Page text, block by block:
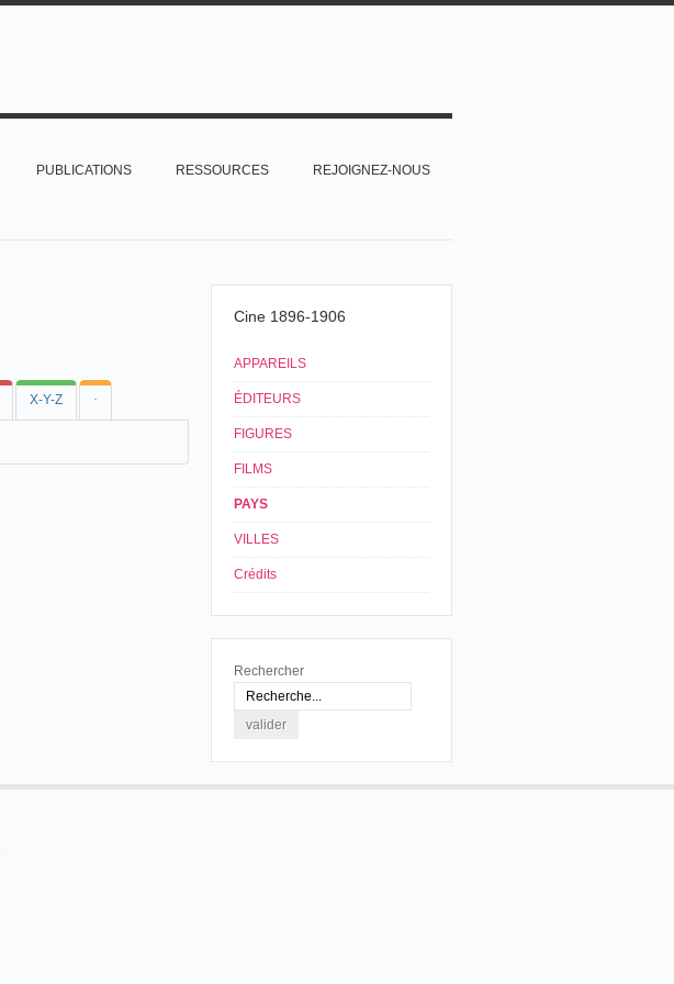
PUBLICATIONS RESSOURCES REJOIGNEZ-NOUS
X-Y-Z ·
Cine 1896-1906
APPAREILS
ÉDITEURS
FIGURES
FILMS
PAYS
VILLES
Crédits
Rechercher